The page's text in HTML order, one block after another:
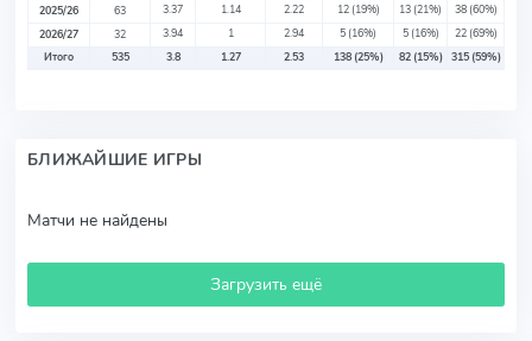
2025/26
63 3.37 1.14 2.22 12 (19%) 13 (21%) 38 (60%)
2026/27
32 3.94 1 2.94 5 (16%) 5 (16%) 22 (69%)
Итого
535 3.8 1.27 2.53 138 (25%) 82 (15%) 315 (59%)
БЛИЖАЙШИЕ ИГРЫ
Матчи не найдены
Загрузить ещё